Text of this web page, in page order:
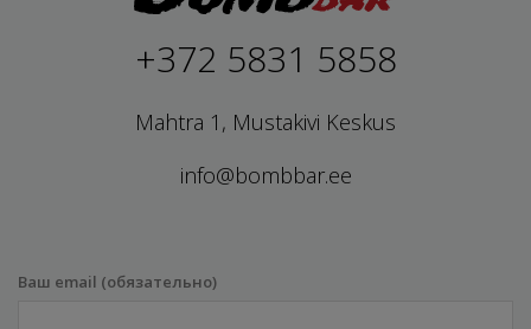
+372 5831 5858
Mahtra 1, Mustakivi Keskus
info@bombbar.ee
Ваш email (обязательно)